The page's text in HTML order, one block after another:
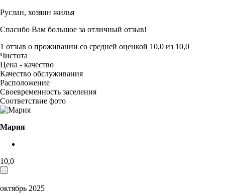
Руслан, хозяин жилья
Спасибо Вам большое за отличный отзыв!
1 отзыв о проживании со средней оценкой 10,0 из 10,0
Чистота
Цена - качество
Качество обслуживания
Расположение
Своевременность заселения
Соответствие фото
Мария
10,0
октябрь 2025